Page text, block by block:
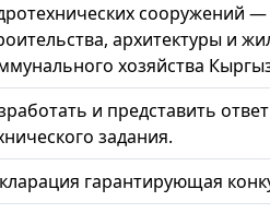
сооружений
архитектуры и
хозяйства
и представить
задания.
гарантирующая